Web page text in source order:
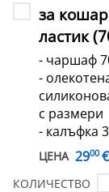
за
ластик
- чаршаф
-
с размери
- калъфка
ЦЕНА 2900 €
КОЛИЧЕСТВО